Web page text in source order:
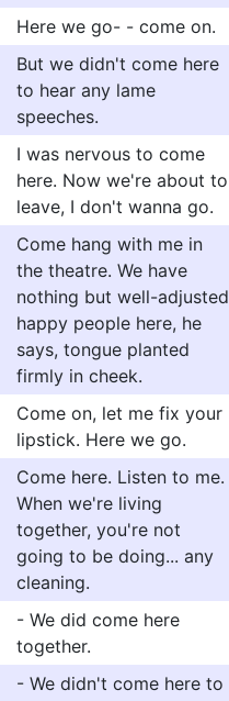
Here we go- - come on.
But we didn't come here
to hear any lame
speeches.
I was nervous to come
here. Now we're about to
leave, I don't wanna go.
Come hang with me in
the theatre. We have
nothing but well-adjusted
happy people here, he
says, tongue planted
firmly in cheek.
Come on, let me fix your
lipstick. Here we go.
Come here. Listen to me.
When we're living
together, you're not
going to be doing... any
cleaning.
- We did come here
together.
- We didn't come here to